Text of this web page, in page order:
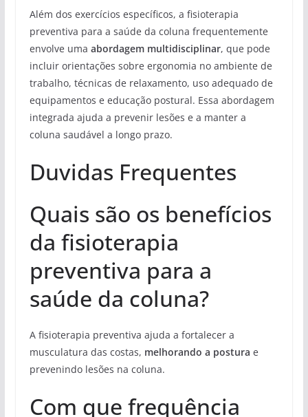
Além dos exercícios específicos, a fisioterapia
preventiva para a saúde da coluna frequentemente
envolve uma abordagem multidisciplinar, que pode
incluir orientações sobre ergonomia no ambiente de
trabalho, técnicas de relaxamento, uso adequado de
equipamentos e educação postural. Essa abordagem
integrada ajuda a prevenir lesões e a manter a
coluna saudável a longo prazo.
Duvidas Frequentes
Quais são os benefícios
da fisioterapia
preventiva para a
saúde da coluna?
A fisioterapia preventiva ajuda a fortalecer a
musculatura das costas, melhorando a postura e
prevenindo lesões na coluna.
Com que frequência